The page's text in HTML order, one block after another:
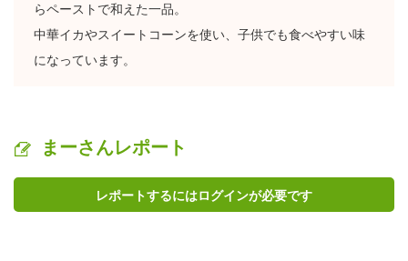
らペーストで和えた一品。
中華イカやスイートコーンを使い、子供でも食べやすい味
になっています。
まーさんレポート
レポートするにはログインが必要です